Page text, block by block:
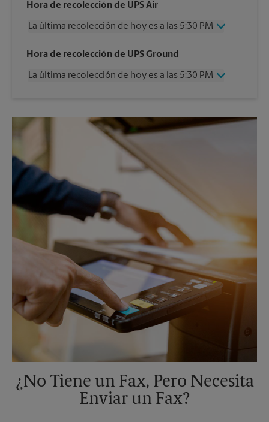
Hora de recolección de UPS Air
La última recolección de hoy es a las 5:30 PM
Miércoles
5:30 PM
Viernes
5:30 PM
Lunes
5:30 PM
5:30 PM
Hora de recolección de UPS Ground
La última recolección de hoy es a las 5:30 PM
Viernes
5:30 PM
4:00 PM
Domingo
Sin Recolección
Lunes
5:30 PM
Martes
¿No Tiene un Fax, Pero Necesita
Enviar un Fax?